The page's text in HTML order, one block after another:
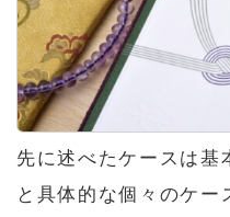
先に述べたケースは基
と具体的な個々のケー